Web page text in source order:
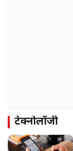
टेक्नोलॉजी